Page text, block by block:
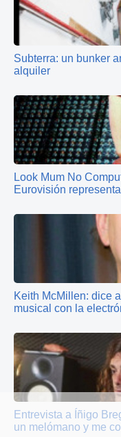
Subterra: un bunker
alquiler
Look Mum No
Eurovisión
Keith McMillen: dice
musical con la
Entrevista a Íñigo
un melómano y me